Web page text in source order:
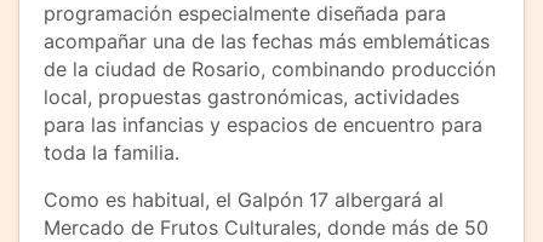
programación especialmente diseñada para
acompañar una de las fechas más emblemáticas
de la ciudad de Rosario, combinando producción
local, propuestas gastronómicas, actividades
para las infancias y espacios de encuentro para
toda la familia.
Como es habitual, el Galpón 17 albergará al
Mercado de Frutos Culturales, donde más de 50